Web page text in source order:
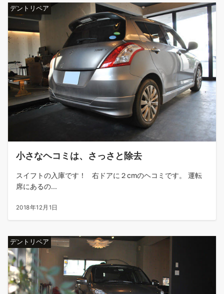
デントリペア
小さなヘコミは、さっさと除去
スイフトの入庫です！ 右ドアに２cmのヘコミです。 運転
席にあるの...
2018年12月1日
デントリペア